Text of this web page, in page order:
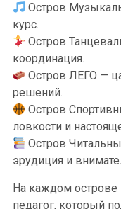
Остров
курс.
Остров
координация.
Остров ЛЕГО —
решений.
Остров
ловкости и
Остров
эрудиция и
На каждом
педагог, который